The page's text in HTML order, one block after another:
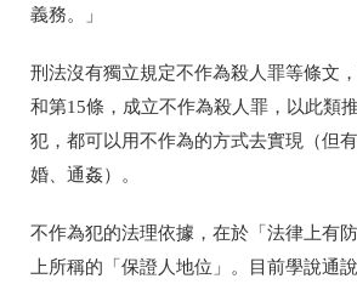
義務。」
刑法沒有獨立規定不作為殺人罪等條文
和第15條，成立不作為殺人罪，以此類
犯，都可以用不作為的方式去實現（但
婚、通姦）。
不作為犯的法理依據，在於「法律上有
上所稱的「保證人地位」。目前學說通